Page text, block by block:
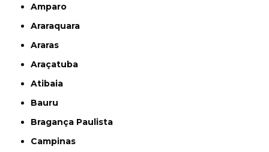
Amparo
Araraquara
Araras
Araçatuba
Atibaia
Bauru
Bragança Paulista
Campinas